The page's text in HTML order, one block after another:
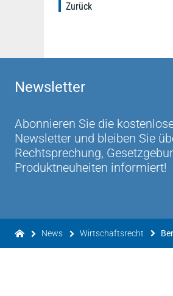
Zurück
Newsletter
Abonnieren Sie die
Newsletter und bleiben Sie
Rechtsprechung,
Produktneuheiten informiert!
News Wirtschaftsrecht